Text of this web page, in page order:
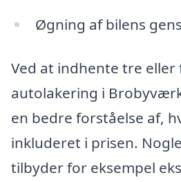
Øgning af bilens
Ved at indhente tre
autolakering i
en bedre forståelse af,
inkluderet i prisen.
tilbyder for eksempel